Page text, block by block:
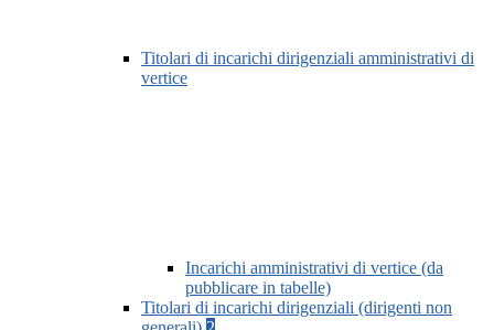
Titolari di incarichi dirigenziali amministrativi di
vertice
Incarichi amministrativi di vertice (da
pubblicare in tabelle)
Titolari di incarichi dirigenziali (dirigenti non